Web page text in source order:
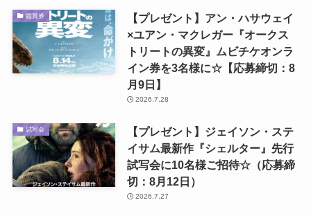
鑑賞券
【プレゼント】アン・ハサウェイ
×ユアン・マクレガー『オークス
トリートの異変』ムビチケオンラ
イン券を3名様に☆【応募締切：8
月9日】
2026.7.28
試写会
【プレゼント】ジェイソン・ステ
イサム最新作『シェルター』先行
試写会に10名様ご招待☆（応募締
切：8月12日）
2026.7.27